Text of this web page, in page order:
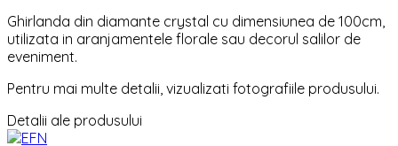
Ghirlanda din diamante crystal cu dimensiunea de 100cm,
utilizata in aranjamentele florale sau decorul salilor de
eveniment.
Pentru mai multe detalii, vizualizati fotografiile produsului.
Detalii ale produsului